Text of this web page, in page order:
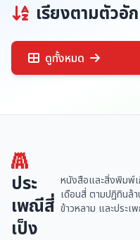
เรียงตามตัวอั
ดูทั้งหมด
ประ
เพณีสี่
เป็ง
หนังสือและสิ่งพิมพ์
เดือนสี่ ตามปฏิทินล้
ข้าวหลาม และประเ